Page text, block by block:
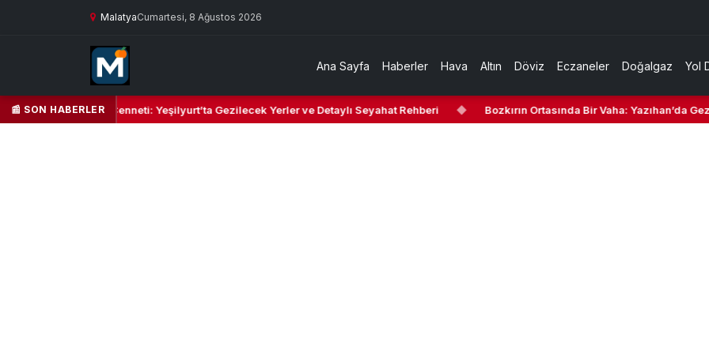
MalatyaCumartesi, 8 Ağustos 2026
Ana Sayfa Haberler Hava Altın Döviz Eczaneler Doğalgaz Yol
📰 SON HABERLER
Kalbi ve Kültür Cenneti: Yeşilyurt’ta Gezilecek Yerler ve Detaylı Seyahat Rehberi ◆ Bozkırın Ortasında Bir Vaha: Yazıhan’da